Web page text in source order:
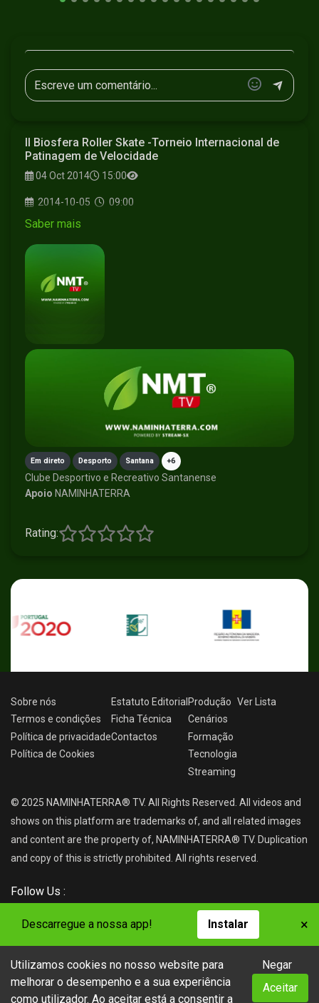
II Biosfera Roller Skate -Torneio Internacional de
Patinagem de Velocidade
04 Oct 2014 15:00
2014-10-05 09:00
Saber mais
Em direto Desporto Santana +6
Clube Desportivo e Recreativo Santanense
Apoio NAMINHATERRA
Rating:
Utilizamos cookies no nosso website para
melhorar o desempenho e a sua experiência
como utilizador. Ao aceitar está a consentir a
Negar
Aceitar
Sobre nós
Termos e condições
Política de privacidade
Política de Cookies
Estatuto Editorial
Ficha Técnica
Contactos
Produção
Cenários
Formação
Tecnologia
Streaming
Ver Lista
© 2025 NAMINHATERRA® TV. All Rights Reserved. All videos and
shows on this platform are trademarks of, and all related images
and content are the property of, NAMINHATERRA® TV. Duplication
and copy of this is strictly prohibited. All rights reserved.
Follow Us :
NAMINHATERRA® TV
Descarregue a nossa app! Instalar ×